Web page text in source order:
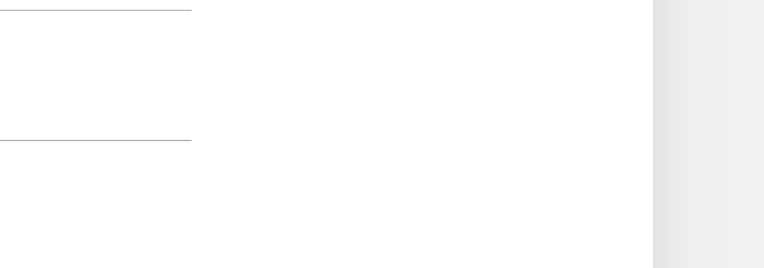
pentru